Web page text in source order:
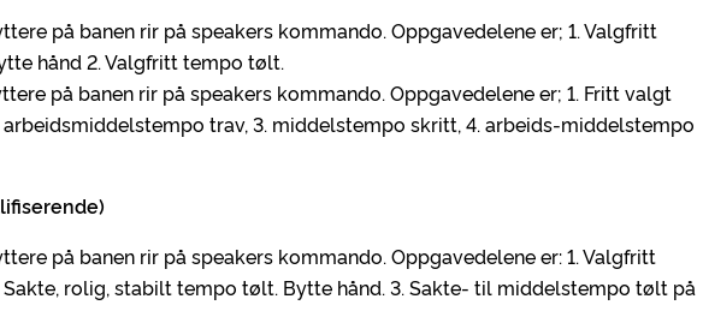
på banen rir på speakers kommando. Oppgavedelene er; 1. Valgfritt
hånd 2. Valgfritt tempo tølt.
på banen rir på speakers kommando. Oppgavedelene er; 1. Fritt valgt
trav, 3. middelstempo skritt, 4. arbeids-middelstempo
på banen rir på speakers kommando. Oppgavedelene er: 1. Valgfritt
rolig, stabilt tempo tølt. Bytte hånd. 3. Sakte- til middelstempo tølt på